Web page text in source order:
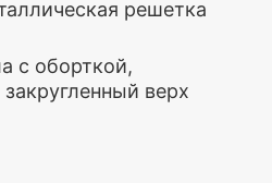
решетка
с оборткой,
верх